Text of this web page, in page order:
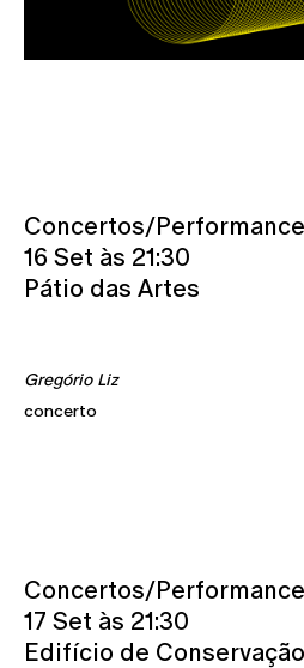
Concertos/
16 Set às 21:30
Pátio das Artes
Gregório Liz
concerto
Concertos/
17 Set às 21:30
Edifício de